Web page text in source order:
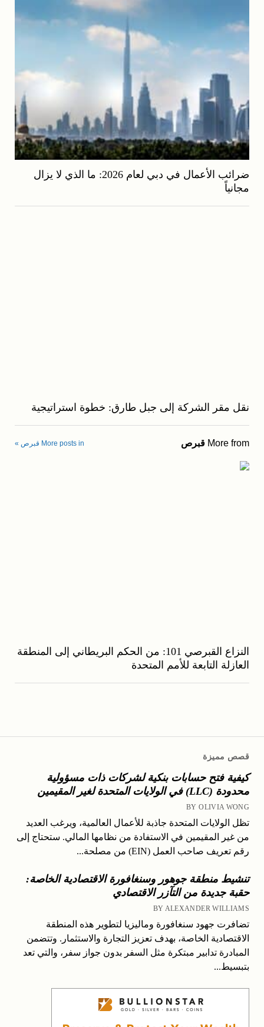
قصص مميزة
كيفية فتح حسابات بنكية لشركات ذات مسؤولية
محدودة (LLC) في الولايات المتحدة لغير المقيمين
BY OLIVIA WONG
تظل الولايات المتحدة جاذبة للأعمال العالمية، ويرغب العديد
من غير المقيمين في الاستفادة من نظامها المالي. ستحتاج إلى
رقم تعريف صاحب العمل (EIN) من مصلحة...
تنشيط منطقة جوهور وسنغافورة الاقتصادية الخاصة:
حقبة جديدة من التآزر الاقتصادي
BY ALEXANDER WILLIAMS
تضافرت جهود سنغافورة وماليزيا لتطوير هذه المنطقة
الاقتصادية الخاصة، بهدف تعزيز التجارة والاستثمار. وتتضمن
المبادرة تدابير مبتكرة مثل السفر بدون جواز سفر، والتي تعد
بتبسيط...
ضرائب الأعمال في دبي لعام 2026: ما الذي لا يزال
مجانياً
نقل مقر الشركة إلى جبل طارق: خطوة استراتيجية
More from قبرص More posts in قبرص »
النزاع القبرصي 101: من الحكم البريطاني إلى المنطقة
العازلة التابعة للأمم المتحدة